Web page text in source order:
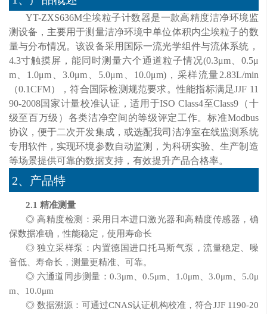
YT-ZXS636M尘埃粒子计数器是一款高精度洁净环境监
测设备，主要用于测量洁净环境中单位体积内尘埃粒子的数
量与分布情况。该设备采用国际一流光学组件与流体系统，
4.3寸触摸屏，能同时测量六个通道粒子情况(0.3μm、0.5μ
m、1.0μm、3.0μm、5.0μm、10.0μm)，采样流量2.83L/min
（0.1CFM），符合国际检测规范要求。性能指标满足JJF 11
90-2008国家计量校准认证，适用于ISO Class4至Class9（十
级至百万级）各类洁净空间的等级评定工作。标准Modbus
协议，便于二次开发集成，或选配我司洁净室在线监测系统
专用软件，实现环境参数自动监测，为科研实验、生产制造
等场景提供可靠的数据支持，有效提升产品合格率。
2、产品特
2.1 精准测量
◎ 高精度检测：采用日本进口激光器和高精度传感器，确
保数据准确，性能稳定，使用寿命长
◎ 独立采样泵：内置德国进口托马斯气泵，流量稳定、噪
音低、寿命长，测量更精准、可靠。
◎ 六通道同步测量：0.3μm 、0.5μm 1.0μm 、3.0μm 5.0μ
m
10.0μm
◎ 数据溯源： 可通过CNAS认证机构校准 ，符合JJF 1190-20